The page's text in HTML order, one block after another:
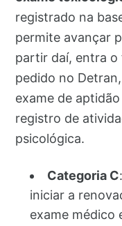
registrado na
permite avançar
partir daí, entra
pedido no
exame de
registro de
psicológica.
Categoria C
iniciar a
exame médico